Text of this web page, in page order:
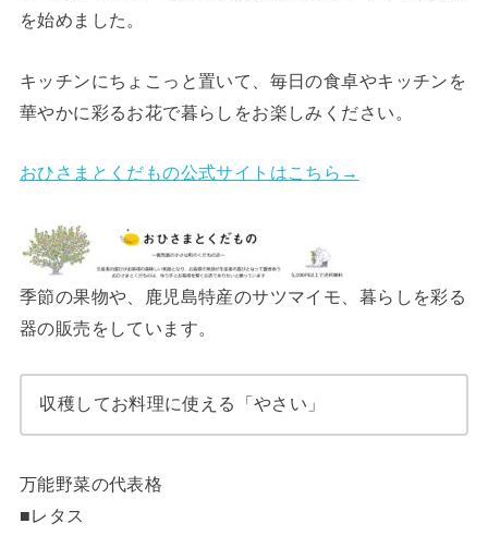
を始めました。
キッチンにちょこっと置いて、毎日の食卓やキッチンを
華やかに彩るお花で暮らしをお楽しみください。
おひさまとくだもの公式サイトはこちら→
季節の果物や、鹿児島特産のサツマイモ、暮らしを彩る
器の販売をしています。
収穫してお料理に使える「やさい」
万能野菜の代表格
■レタス